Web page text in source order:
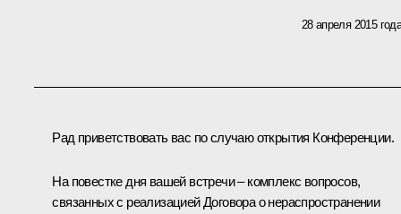
28 апреля 2015
Рад приветствовать вас по случаю открытия Конференции.
На повестке дня вашей встречи – комплекс вопросов,
связанных с реализацией Договора о нераспространении